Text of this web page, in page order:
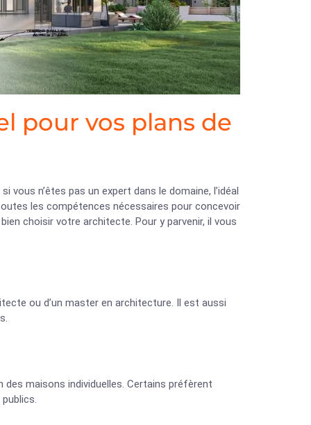
pour vos plans de
vous n’êtes pas un expert dans le domaine, l’idéal
les compétences nécessaires pour concevoir
choisir votre architecte. Pour y parvenir, il vous
ou d’un master en architecture. Il est aussi
maisons individuelles. Certains préfèrent